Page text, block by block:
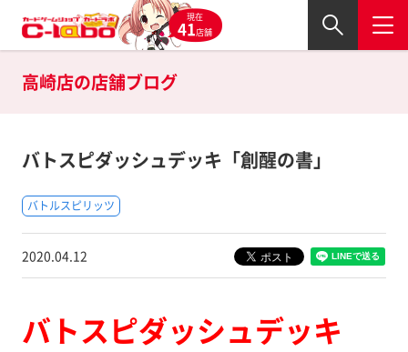
現在
41店舗
高崎店の店舗ブログ
バトスピダッシュデッキ「創醒の書」
バトルスピリッツ
2020.04.12
バトスピダッシュデッキ